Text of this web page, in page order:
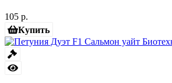
105 р.
Купить